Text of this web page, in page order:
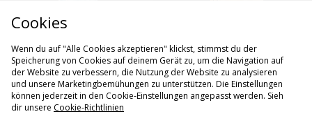
SCHNELLKAUF SCHNELLKAUF
Cookies
Wenn du auf "Alle Cookies akzeptieren" klickst, stimmst du der
Speicherung von Cookies auf deinem Gerät zu, um die Navigation auf
der Website zu verbessern, die Nutzung der Website zu analysieren
und unsere Marketingbemühungen zu unterstützen. Die Einstellungen
können jederzeit in den Cookie-Einstellungen angepasst werden. Sieh
dir unsere Cookie-Richtlinien